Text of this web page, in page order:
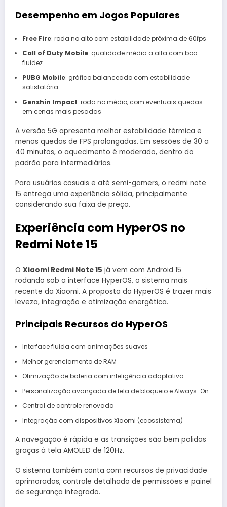
Desempenho em Jogos Populares
Free Fire: roda no alto com estabilidade próxima de 60fps
Call of Duty Mobile: qualidade média a alta com boa
fluidez
PUBG Mobile: gráfico balanceado com estabilidade
satisfatória
Genshin Impact: roda no médio, com eventuais quedas
em cenas mais pesadas
A versão 5G apresenta melhor estabilidade térmica e
menos quedas de FPS prolongadas. Em sessões de 30 a
40 minutos, o aquecimento é moderado, dentro do
padrão para intermediários.
Para usuários casuais e até semi-gamers, o redmi note
15 entrega uma experiência sólida, principalmente
considerando sua faixa de preço.
Experiência com HyperOS no
Redmi Note 15
O Xiaomi Redmi Note 15 já vem com Android 15
rodando sob a interface HyperOS, o sistema mais
recente da Xiaomi. A proposta do HyperOS é trazer mais
leveza, integração e otimização energética.
Principais Recursos do HyperOS
Interface fluida com animações suaves
Melhor gerenciamento de RAM
Otimização de bateria com inteligência adaptativa
Personalização avançada de tela de bloqueio e Always-On
Central de controle renovada
Integração com dispositivos Xiaomi (ecossistema)
A navegação é rápida e as transições são bem polidas
graças à tela AMOLED de 120Hz.
O sistema também conta com recursos de privacidade
aprimorados, controle detalhado de permissões e painel
de segurança integrado.